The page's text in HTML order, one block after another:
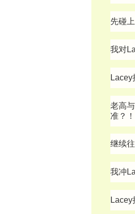
先碰
我对
老高
准？
继续
我冲